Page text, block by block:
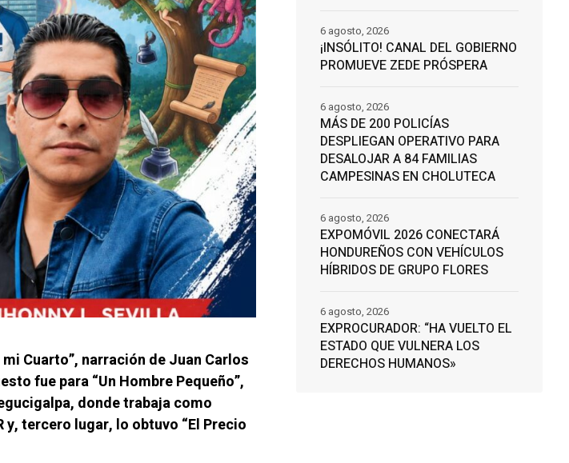
Cuarto”, narración de Juan Carlos
fue para “Un Hombre Pequeño”,
donde trabaja como
y, tercero lugar, lo obtuvo “El Precio
¡INSÓLITO! CANAL DEL GOBIERNO
PROMUEVE ZEDE PRÓSPERA
6 agosto, 2026
MÁS DE 200 POLICÍAS
DESPLIEGAN OPERATIVO PARA
DESALOJAR A 84 FAMILIAS
CAMPESINAS EN CHOLUTECA
6 agosto, 2026
EXPOMÓVIL 2026 CONECTARÁ
HONDUREÑOS CON VEHÍCULOS
HÍBRIDOS DE GRUPO FLORES
6 agosto, 2026
EXPROCURADOR: “HA VUELTO EL
ESTADO QUE VULNERA LOS
DERECHOS HUMANOS»
6 agosto, 2026